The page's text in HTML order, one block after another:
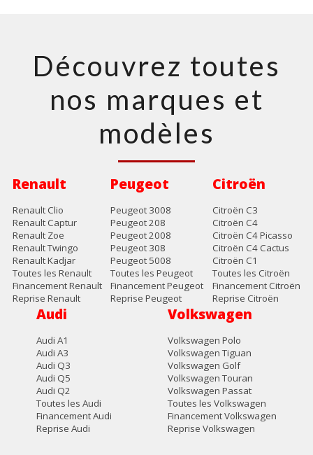
Découvrez toutes
nos marques et
modèles
Renault
Renault Clio
Renault Captur
Renault Zoe
Renault Twingo
Renault Kadjar
Toutes les Renault
Financement Renault
Reprise Renault
Peugeot
Peugeot 3008
Peugeot 208
Peugeot 2008
Peugeot 308
Peugeot 5008
Toutes les Peugeot
Financement Peugeot
Reprise Peugeot
Citroën
Citroën C3
Citroën C4
Citroën C4 Picasso
Citroën C4 Cactus
Citroën C1
Toutes les Citroën
Financement Citroën
Reprise Citroën
Audi
Audi A1
Audi A3
Audi Q3
Audi Q5
Audi Q2
Toutes les Audi
Financement Audi
Reprise Audi
Volkswagen
Volkswagen Polo
Volkswagen Tiguan
Volkswagen Golf
Volkswagen Touran
Volkswagen Passat
Toutes les Volkswagen
Financement Volkswagen
Reprise Volkswagen